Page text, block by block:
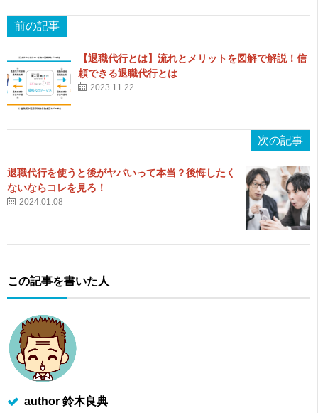
前の記事
【退職代行とは】流れとメリットを図解で解説！信
頼できる退職代行とは
2023.11.22
次の記事
退職代行を使うと後がヤバいって本当？後悔したく
ないならコレを見ろ！
2024.01.08
この記事を書いた人
author 鈴木良典